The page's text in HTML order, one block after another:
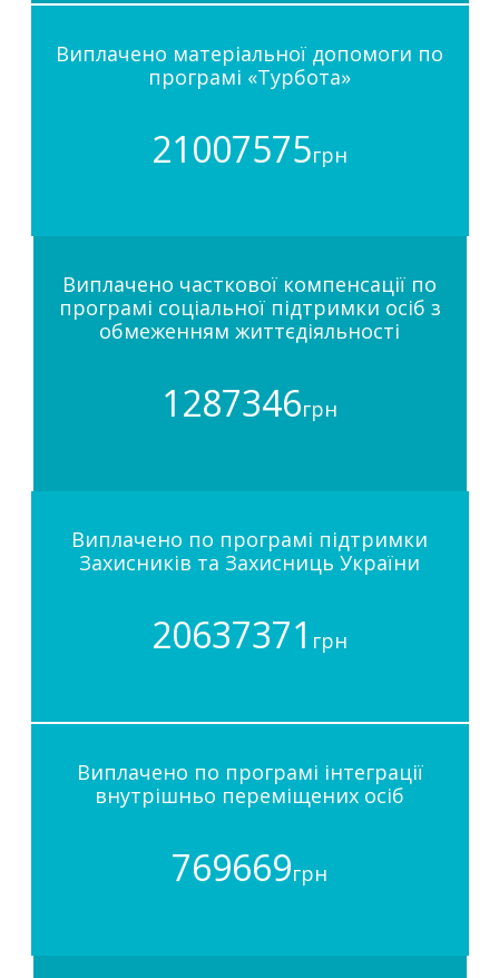
Виплачено матеріальної допомоги по
програмі «Турбота»
21007575грн
Виплачено часткової компенсації по
програмі соціальної підтримки осіб з
обмеженням життєдіяльності
1287346грн
Виплачено по програмі підтримки
Захисників та Захисниць України
20637371 грн
Виплачено по програмі інтеграції
внутрішньо переміщених осіб
769669грн